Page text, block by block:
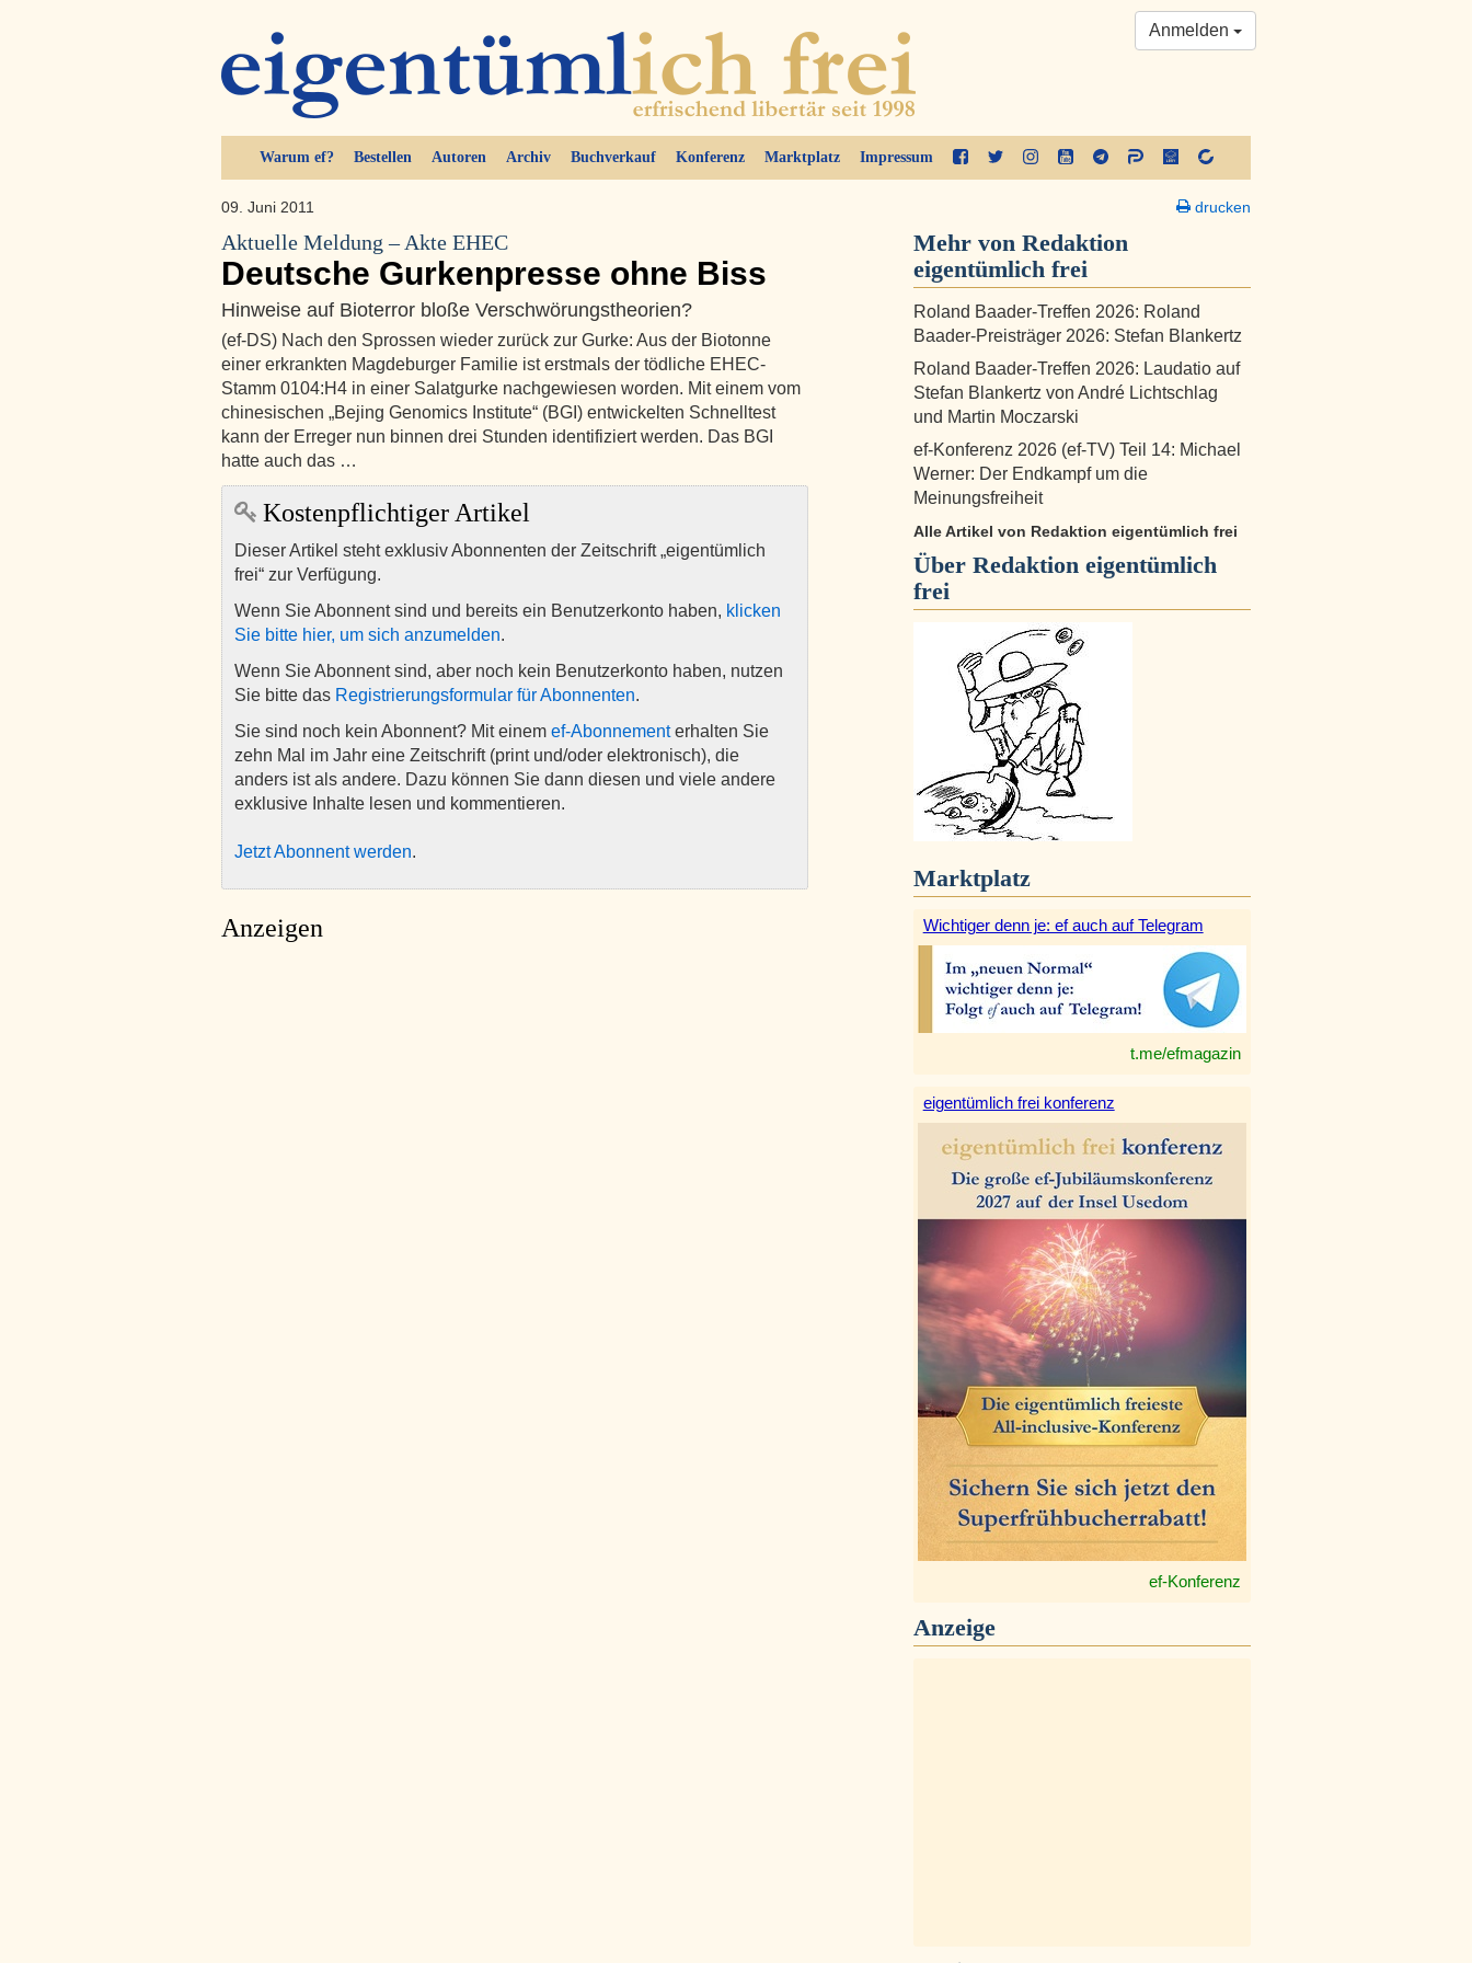
Warum ef? Bestellen Autoren Archiv Buchverkauf Konferenz Marktplatz Impressum
Anmelden
09. Juni 2011
Aktuelle Meldung – Akte EHEC
Deutsche Gurkenpresse ohne Biss
Hinweise auf Bioterror bloße Verschwörungstheorien?
(ef-DS) Nach den Sprossen wieder zurück zur Gurke: Aus der Biotonne
einer erkrankten Magdeburger Familie ist erstmals der tödliche EHEC-
Stamm 0104:H4 in einer Salatgurke nachgewiesen worden. Mit einem vom
chinesischen „Bejing Genomics Institute“ (BGI) entwickelten Schnelltest
kann der Erreger nun binnen drei Stunden identifiziert werden. Das BGI
hatte auch das …
Kostenpflichtiger Artikel
Dieser Artikel steht exklusiv Abonnenten der Zeitschrift „eigentümlich
frei“ zur Verfügung.
Wenn Sie Abonnent sind und bereits ein Benutzerkonto haben, klicken
Sie bitte hier, um sich anzumelden.
Wenn Sie Abonnent sind, aber noch kein Benutzerkonto haben, nutzen
Sie bitte das Registrierungsformular für Abonnenten.
Sie sind noch kein Abonnent? Mit einem ef-Abonnementerhalten Sie
zehn Mal im Jahr eine Zeitschrift (print und/oder elektronisch), die
anders ist als andere. Dazu können Sie dann diesen und viele andere
exklusive Inhalte lesen und kommentieren.
Jetzt Abonnent werden.
Anzeigen
drucken
Mehr von Redaktion
eigentümlich frei
Roland Baader-Treffen 2026: Roland
Baader-Preisträger 2026: Stefan Blankertz
Roland Baader-Treffen 2026: Laudatio auf
Stefan Blankertz von André Lichtschlag
und Martin Moczarski
ef-Konferenz 2026 (ef-TV) Teil 14: Michael
Werner: Der Endkampf um die
Meinungsfreiheit
Alle Artikel von Redaktion eigentümlich frei
Über Redaktion eigentümlich
frei
Marktplatz
Wichtiger denn je: ef auch auf Telegram
t.me/efmagazin
eigentümlich frei konferenz
ef-Konferenz
Anzeige